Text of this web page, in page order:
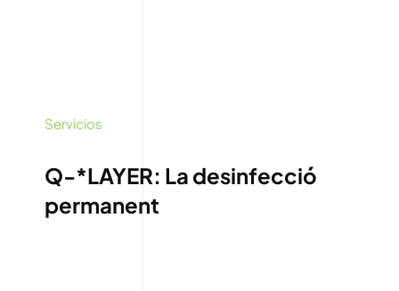
Servicios
Q-*LAYER: La desinfecció
permanent